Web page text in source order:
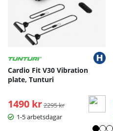
Cardio Fit V30 Vibration
plate, Tunturi
1490 kr Ordinarie pris:
2295 kr
1-5 arbetsdagar